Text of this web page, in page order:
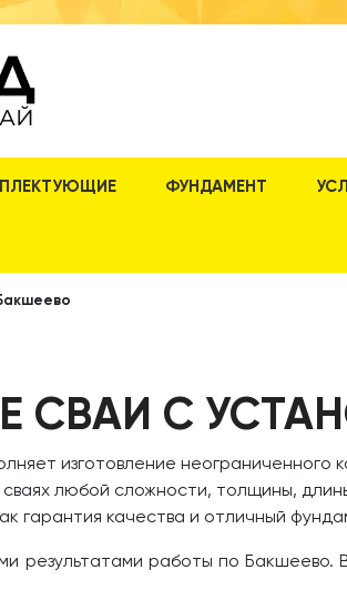
ФУНДАМЕНТ
СВАИ С
изготовление
любой сложности, толщины,
гарантия качества и отличный
результатами работы по